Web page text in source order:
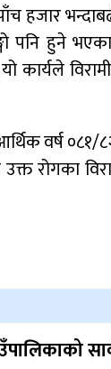
हजार
पनि हुने
कार्यले
वर्ष ०८१/
रोगका